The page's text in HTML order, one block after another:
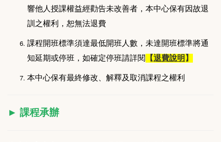
響他人授課權益經勸告未改善者，本中心保有因故退
訓之權利，恕無法退費
課程開班標準須達最低開班人數，未達開班標準將通
知延期或停班，如確定停班請詳閱
【退費說明 】
本中心保有最終修改、解釋及取消課程之權利
► 課程承辦